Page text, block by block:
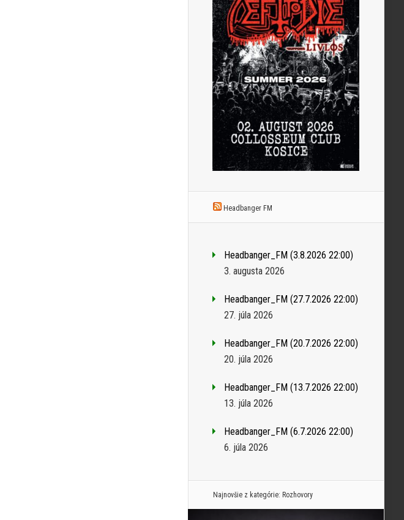
Headbanger FM
Headbanger_FM (3.8.2026 22:00)
3. augusta 2026
Headbanger_FM (27.7.2026 22:00)
27. júla 2026
Headbanger_FM (20.7.2026 22:00)
20. júla 2026
Headbanger_FM (13.7.2026 22:00)
13. júla 2026
Headbanger_FM (6.7.2026 22:00)
6. júla 2026
Najnovšie z kategórie: Rozhovory